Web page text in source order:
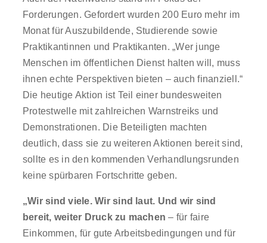
Forderungen. Gefordert wurden 200 Euro mehr im
Monat für Auszubildende, Studierende sowie
Praktikantinnen und Praktikanten. „Wer junge
Menschen im öffentlichen Dienst halten will, muss
ihnen echte Perspektiven bieten – auch finanziell.“
Die heutige Aktion ist Teil einer bundesweiten
Protestwelle mit zahlreichen Warnstreiks und
Demonstrationen. Die Beteiligten machten
deutlich, dass sie zu weiteren Aktionen bereit sind,
sollte es in den kommenden Verhandlungsrunden
keine spürbaren Fortschritte geben.
„Wir sind viele. Wir sind laut. Und wir sind
bereit, weiter Druck zu machen – für faire
Einkommen, für gute Arbeitsbedingungen und für